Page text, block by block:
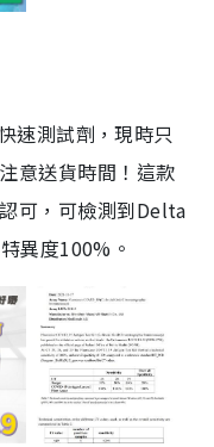
速測試劑，現時只
意送貨時間！這款
可，可檢測到Delta
異度100%。